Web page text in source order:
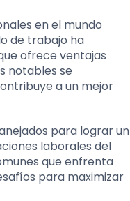
en el mundo
de trabajo ha
ofrece ventajas
notables se
a un mejor
para lograr un
laborales del
que enfrenta
para maximizar